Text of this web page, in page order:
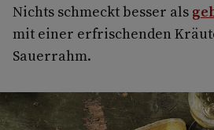
Nichts schmeckt besser als
mit einer erfrischenden
Sauerrahm.